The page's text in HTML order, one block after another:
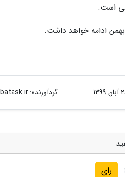
است.
1399 گردآورنده:batask.ir
رای